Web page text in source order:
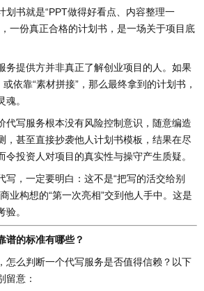
划书就是“PPT做得好看点、内容整理一
一份真正合格的计划书，是一场关于项目底
务提供方并非真正了解创业项目的人。如果
依靠“素材拼接”，那么最终拿到的计划书，
。
代写服务根本没有风险控制意识，随意编造
，甚至直接抄袭他人计划书模板，结果在尽
令投资人对项目的真实性与操守产生质疑。
写，一定要明白：这不是“把写的活交给别
业构想的“第一次亮相”交到他人手中。这是
。
谱的标准有哪些？
怎么判断一个代写服务是否值得信赖？以下
留意：